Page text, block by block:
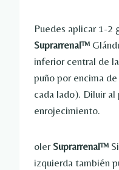
Puedes aplicar 1-2
Suprarrenal™
inferior central de
puño por encima
cada lado). Diluir
enrojecimiento.
oler Suprarrenal™
izquierda también